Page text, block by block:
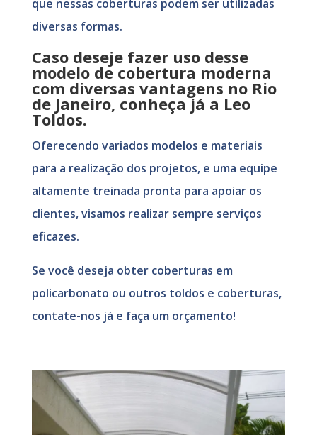
que nessas coberturas podem ser utilizadas
diversas formas.
Caso deseje fazer uso desse
modelo de cobertura moderna
com diversas vantagens no Rio
de Janeiro, conheça já a Leo
Toldos.
Oferecendo variados modelos e materiais
para a realização dos projetos, e uma equipe
altamente treinada pronta para apoiar os
clientes, visamos realizar sempre serviços
eficazes.
Se você deseja obter coberturas em
policarbonato ou outros toldos e coberturas,
contate-nos já e faça um orçamento!